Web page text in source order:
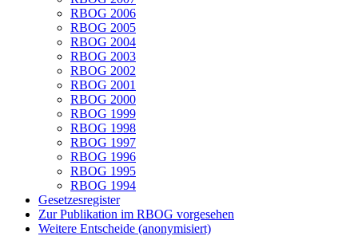
RBOG 2006
RBOG 2005
RBOG 2004
RBOG 2003
RBOG 2002
RBOG 2001
RBOG 2000
RBOG 1999
RBOG 1998
RBOG 1997
RBOG 1996
RBOG 1995
RBOG 1994
Gesetzesregister
Zur Publikation im RBOG vorgesehen
Weitere Entscheide (anonymisiert)